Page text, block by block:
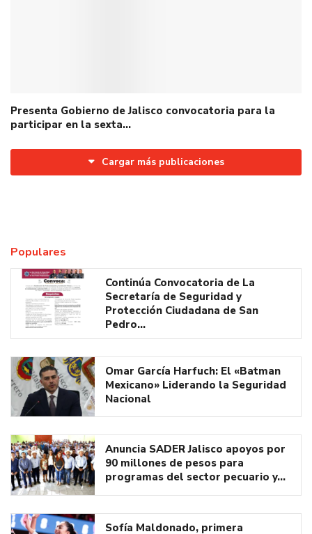
Presenta Gobierno de Jalisco convocatoria para la
participar en la sexta…
Cargar más publicaciones
Populares
Continúa Convocatoria de La
Secretaría de Seguridad y
Protección Ciudadana de San
Pedro…
Omar García Harfuch: El «Batman
Mexicano» Liderando la Seguridad
Nacional
Anuncia SADER Jalisco apoyos por
90 millones de pesos para
programas del sector pecuario y…
Sofía Maldonado, primera